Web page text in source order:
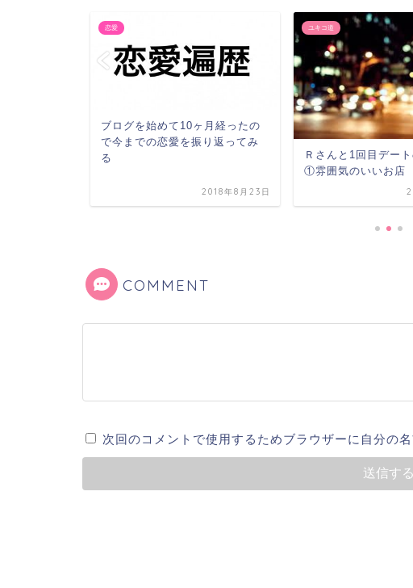
恋愛
ブログを始めて10ヶ月経ったの
で今までの恋愛を振り返ってみ
る
2018年8月23日
ユキコ道
Ｒさんと1回目デー
①雰囲気のいいお店
COMMENT
次回のコメントで使用するためブラウザーに自分の